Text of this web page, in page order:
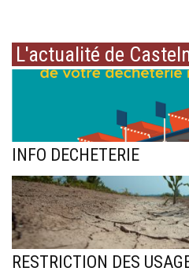
L'actualité de
INFO DECHETERIE
RESTRICTION DES